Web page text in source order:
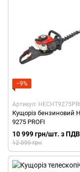
−9%
Артикул:
Кущоріз бензиновий
9275 PROFI
10 999 грн/шт. з ПДВ
12 099 грн